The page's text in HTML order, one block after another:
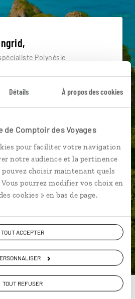
Détails À propos des cookies
de Comptoir des Voyages
pour faciliter votre navigation
notre audience et la pertinence
pouvez choisir maintenant quels
pourrez modifier vos choix en
cookies » en bas de page.
TOUT ACCEPTER
TOUT REFUSER
Polynésie
et de la réalité du pays.
à face ou depuis nos studios
mais aussi par email ou
interlocuteur avant,
votre voyage.
UN DEVIS
ou
voyage avec un spécialiste